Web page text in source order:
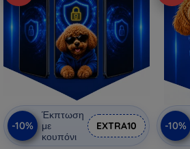
-10%
Έκπτωση
με
κουπόνι
EXTRA10 -10%